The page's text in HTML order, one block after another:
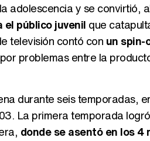
adolescencia y se convirtió,
el público juvenil que
televisión contó con un
problemas entre la
durante seis temporadas,
La primera temporada
donde se asentó en los 4